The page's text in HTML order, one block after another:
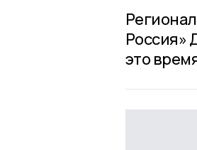
Россия»
это